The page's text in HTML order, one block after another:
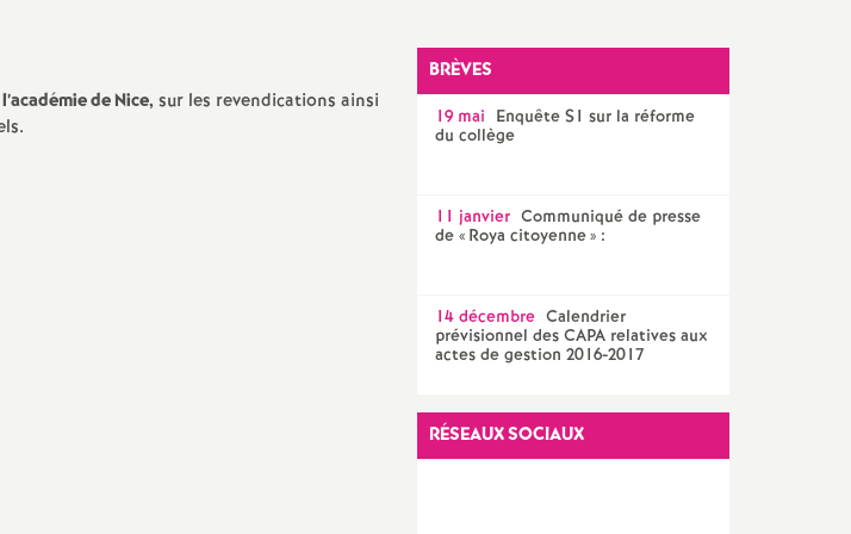
AED ET AESH
Documentalistes
de Nice,sur les revendications ainsi
BRÈVES
19 mai Enquête S1 sur la réforme
du collège
11 janvier Communiqué de presse
de « Roya citoyenne» :
14 décembre Calendrier
prévisionnel des CAPA relatives aux
actes de gestion 2016-2017
RÉSEAUX SOCIAUX